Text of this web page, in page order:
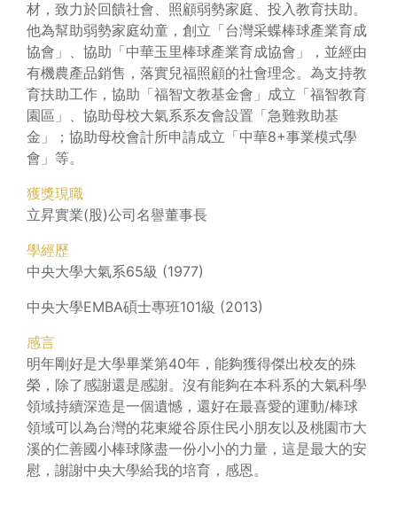
材，致力於回饋社會、照顧弱勢家庭、投入教育扶助。
他為幫助弱勢家庭幼童，創立「台灣采蝶棒球產業育成
協會」、協助「中華玉里棒球產業育成協會」，並經由
有機農產品銷售，落實兒福照顧的社會理念。為支持教
育扶助工作，協助「福智文教基金會」成立「福智教育
園區」、協助母校大氣系系友會設置「急難救助基
金」；協助母校會計所申請成立「中華8+事業模式學
會」等。
獲獎現職
立昇實業(股)公司名譽董事長
學經歷
中央大學大氣系65級 (1977)
中央大學EMBA碩士專班101級 (2013)
感言
明年剛好是大學畢業第40年，能夠獲得傑出校友的殊
榮，除了感謝還是感謝。沒有能夠在本科系的大氣科學
領域持續深造是一個遺憾，還好在最喜愛的運動/棒球
領域可以為台灣的花東縱谷原住民小朋友以及桃園市大
溪的仁善國小棒球隊盡一份小小的力量，這是最大的安
慰，謝謝中央大學給我的培育，感恩。